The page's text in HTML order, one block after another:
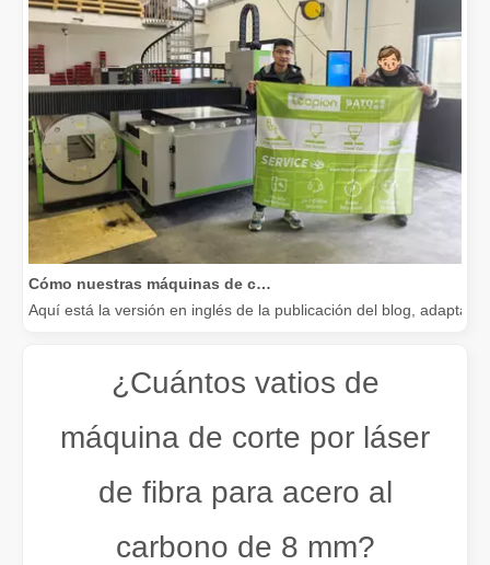
Cómo nuestras máquinas de corte por láser están fortaleciendo la fabricación mexicana
Aquí está la versión en inglés de la publicación del blog,
¿Cuántos vatios de
máquina de corte por láser
de fibra para acero al
carbono de 8 mm?